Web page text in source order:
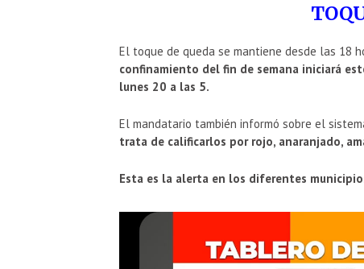
El toque de queda se mantiene desde las 18
confinamiento del fin de semana iniciará
lunes 20 a las 5.
El mandatario también informó sobre el
trata de calificarlos por rojo, anaranjado,
Esta es la alerta en los diferentes